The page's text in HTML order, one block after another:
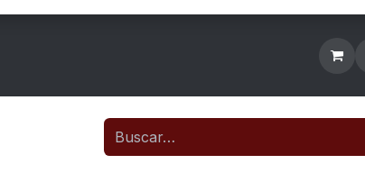
Agendar Visita Técnica